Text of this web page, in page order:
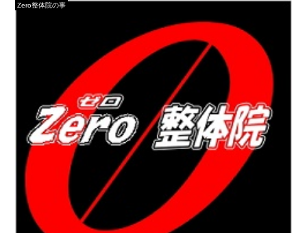
Zero整体院の事